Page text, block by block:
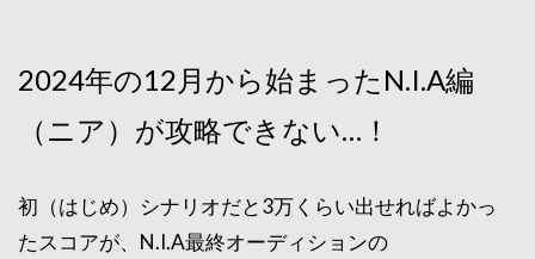
2024年の12月から始まったN.I.A編
（ニア）が攻略できない…！
初（はじめ）シナリオだと3万くらい出せればよかっ
たスコアが、N.I.A最終オーディションの